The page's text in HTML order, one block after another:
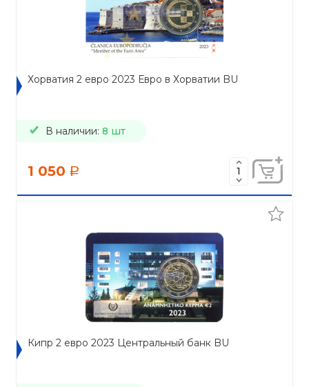
Хорватия 2 евро 2023 Евро в Хорватии BU
В наличии: 8 шт
1 050 a
Кипр 2 евро 2023 Центральный банк BU